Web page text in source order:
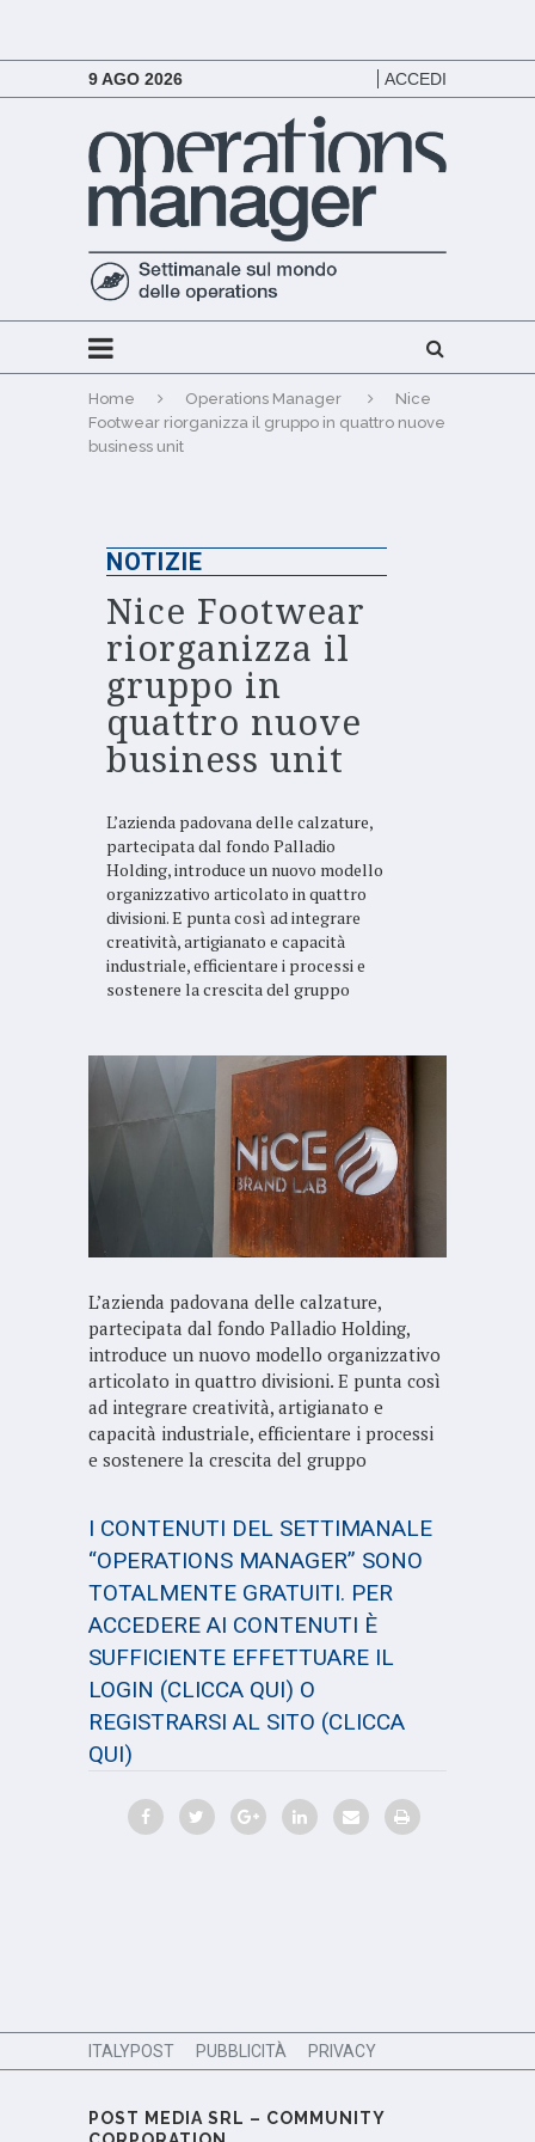
9 AGO 2026 ACCEDI
Home Operations Manager
Nice
Footwear riorganizza il gruppo in quattro nuove
business unit
NOTIZIE
Nice Footwear
riorganizza il
gruppo in
quattro nuove
business unit
L’azienda padovana delle calzature,
partecipata dal fondo Palladio
Holding, introduce un nuovo modello
organizzativo articolato in quattro
divisioni. E punta così ad integrare
creatività, artigianato e capacità
industriale, efficientare i processi e
sostenere la crescita del gruppo
L’azienda padovana delle calzature,
partecipata dal fondo Palladio Holding,
introduce un nuovo modello organizzativo
articolato in quattro divisioni. E punta così
ad integrare creatività, artigianato e
capacità industriale, efficientare i processi
e sostenere la crescita del gruppo
I CONTENUTI DEL SETTIMANALE
“OPERATIONS MANAGER” SONO
TOTALMENTE GRATUITI. PER
ACCEDERE AI CONTENUTI È
SUFFICIENTE EFFETTUARE IL
LOGIN (CLICCA QUI) O
REGISTRARSI AL SITO (CLICCA
QUI)
ITALYPOST PUBBLICITÀ PRIVACY
POST MEDIA SRL – COMMUNITY